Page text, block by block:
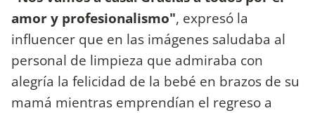
amor y profesionalismo", expresó la
influencer que en las imágenes saludaba al
personal de limpieza que admiraba con
alegría la felicidad de la bebé en brazos de su
mamá mientras emprendían el regreso a